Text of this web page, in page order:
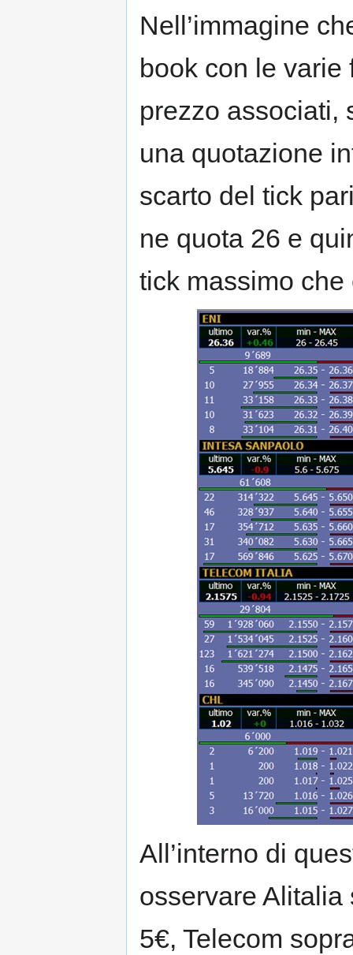
Nell’immagine
book con le
prezzo associati,
una quotazione
scarto del tick
ne quota 26 e
tick massimo
All’interno di
osservare
5€, Telecom